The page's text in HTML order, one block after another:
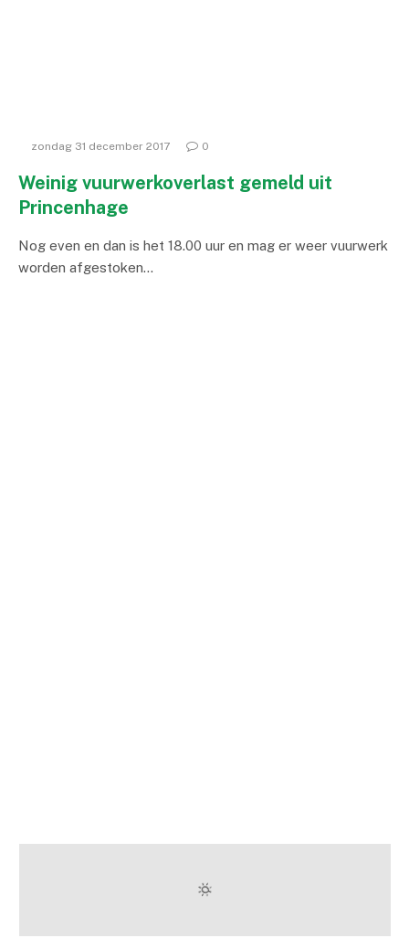
zondag 31 december 2017 0
Weinig vuurwerkoverlast gemeld uit
Princenhage
Nog even en dan is het 18.00 uur en mag er weer vuurwerk
worden afgestoken…